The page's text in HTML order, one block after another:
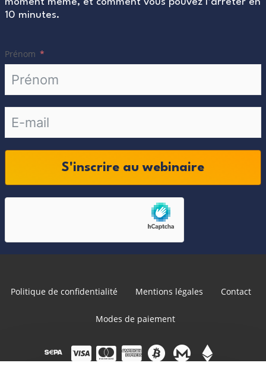
10 minutes.
Prénom
S'inscrire au webinaire
Politique de confidentialité Mentions légales Contact
Modes de paiement